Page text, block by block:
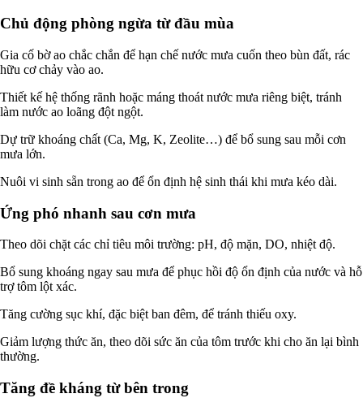
Chủ động phòng ngừa từ đầu mùa
Gia cố bờ ao chắc chắn để hạn chế nước mưa cuốn theo bùn đất, rác
hữu cơ chảy vào ao.
Thiết kế hệ thống rãnh hoặc máng thoát nước mưa riêng biệt, tránh
làm nước ao loãng đột ngột.
Dự trữ khoáng chất (Ca, Mg, K, Zeolite…) để bổ sung sau mỗi cơn
mưa lớn.
Nuôi vi sinh sẵn trong ao để ổn định hệ sinh thái khi mưa kéo dài.
Ứng phó nhanh sau cơn mưa
Theo dõi chặt các chỉ tiêu môi trường: pH, độ mặn, DO, nhiệt độ.
Bổ sung khoáng ngay sau mưa để phục hồi độ ổn định của nước và hỗ
trợ tôm lột xác.
Tăng cường sục khí, đặc biệt ban đêm, để tránh thiếu oxy.
Giảm lượng thức ăn, theo dõi sức ăn của tôm trước khi cho ăn lại bình
thường.
Tăng đề kháng từ bên trong